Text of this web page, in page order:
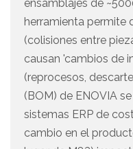
ensamblajes de
herramienta permite
(colisiones entre
causan 'cambios de
(reprocesos,
(BOM) de ENOVIA
sistemas ERP de
cambio en el